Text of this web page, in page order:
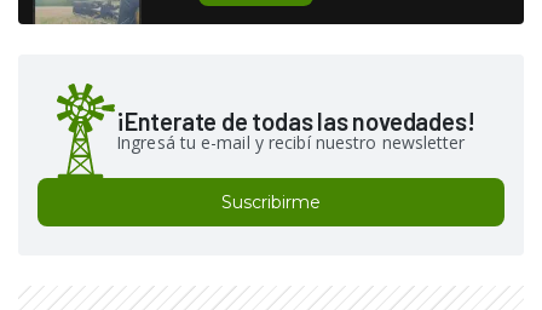
¡Enterate de todas las novedades!
Ingresá tu e-mail y recibí nuestro newsletter
Suscribirme